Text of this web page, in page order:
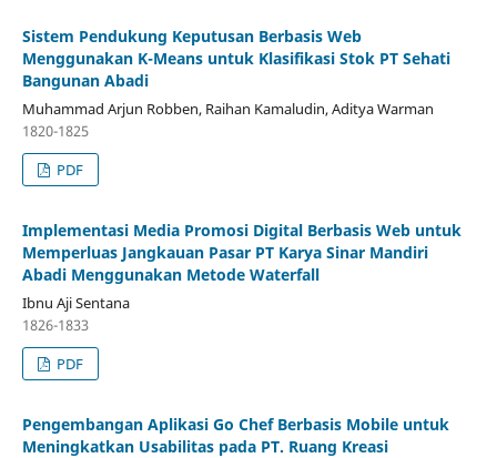
Sistem Pendukung Keputusan Berbasis Web
Menggunakan K-Means untuk Klasifikasi Stok PT Sehati
Bangunan Abadi
Muhammad Arjun Robben, Raihan Kamaludin, Aditya Warman
1820-1825
PDF
Implementasi Media Promosi Digital Berbasis Web untuk
Memperluas Jangkauan Pasar PT Karya Sinar Mandiri
Abadi Menggunakan Metode Waterfall
Ibnu Aji Sentana
1826-1833
PDF
Pengembangan Aplikasi Go Chef Berbasis Mobile untuk
Meningkatkan Usabilitas pada PT. Ruang Kreasi